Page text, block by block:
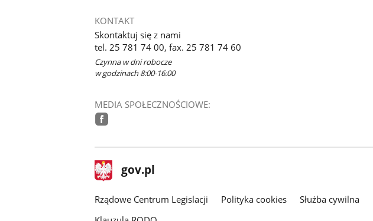
KONTAKT
Skontaktuj się z nami
tel. 25 781 74 00, fax. 25 781 74 60
Czynna w dni robocze
w godzinach 8:00-16:00
MEDIA SPOŁECZNOŚCIOWE:
stopka
gov.pl Strona
gov.pl
Rządowe Centrum Legislacji Polityka cookies Służba cywilna